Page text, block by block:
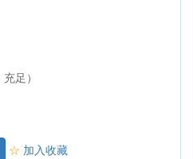
充足 ）
☆ 加入收藏